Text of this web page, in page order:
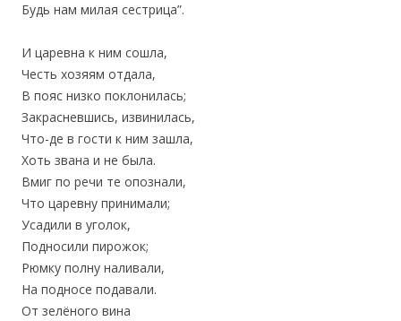
Будь нам милая сестрица”.
И царевна к ним сошла,
Честь хозяям отдала,
В пояс низко поклонилась;
Закрасневшись, извинилась,
Что-де в гости к ним зашла,
Хоть звана и не была.
Вмиг по речи те опознали,
Что царевну принимали;
Усадили в уголок,
Подносили пирожок;
Рюмку полну наливали,
На подносе подавали.
От зелёного вина